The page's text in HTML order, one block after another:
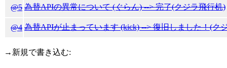
@5 為替APIの異常について (ぐらん) --> 完了(クジラ飛行机)
@4 為替APIが止まっています (kick) --> 復旧しました！(ク
→ 新規で書き込む: